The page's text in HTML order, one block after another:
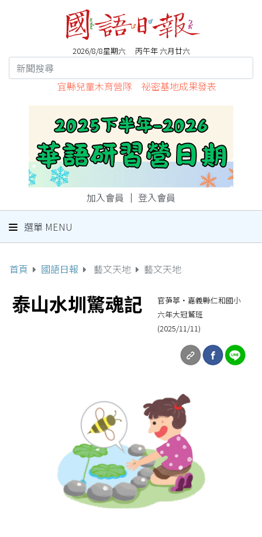
2026/8/8星期六 丙午年 六月廿六
宜縣兒童木育營隊 祕密基地成果發表
加入會員 ｜ 登入會員
選單 MENU
首頁 國語日報 藝文天地 藝文天地
泰山水圳驚魂記
官芛葶‧嘉義縣仁和國小
六年大冠鷲班
(2025/11/11)